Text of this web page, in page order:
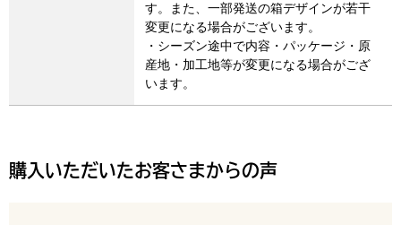
す。また、一部発送の箱デザインが若干
変更になる場合がございます。
・シーズン途中で内容・パッケージ・原
産地・加工地等が変更になる場合がござ
います。
購入いただいたお客さまからの声